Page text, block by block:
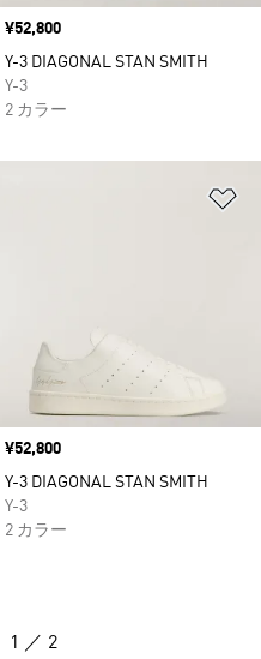
価格
¥52,800
Y-3 DIAGONAL STAN SMITH
Y-3
2 カラー
価格
¥52,800
Y-3 DIAGONAL STAN SMITH
Y-3
2 カラー
1 ／ 2